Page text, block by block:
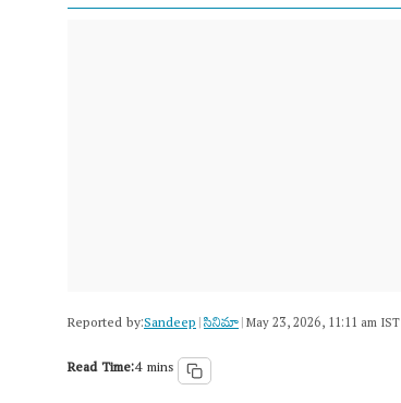
Reported by:Sandeep|సినిమా|May 23, 2026, 11:11 am IST
Read Time:4 mins